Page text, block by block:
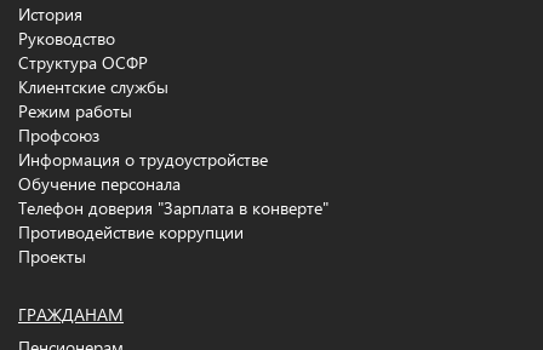
История
Руководство
Структура ОСФР
Клиентские службы
Режим работы
Профсоюз
Информация о трудоустройстве
Обучение персонала
Телефон доверия "Зарплата в конверте"
Противодействие коррупции
Проекты
ГРАЖДАНАМ